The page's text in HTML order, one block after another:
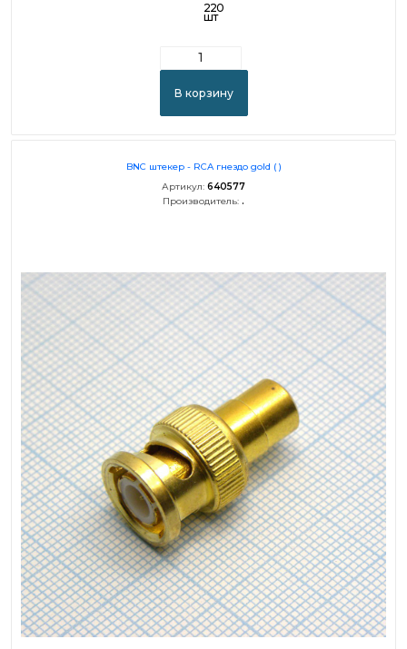
220
шт
В корзину
BNC штекер - RCA гнездо gold ( )
Артикул: 640577
Производитель: .